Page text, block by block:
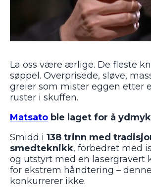
La oss være ærlige. De fleste
søppel. Overprisede, sløve,
greier som mister eggen etter
ruster i skuffen.
Matsato ble laget for å
Smidd i 138 trinn med
smedteknikk, forbedret med
og utstyrt med en lasergravert
for ekstrem håndtering –
konkurrerer ikke.